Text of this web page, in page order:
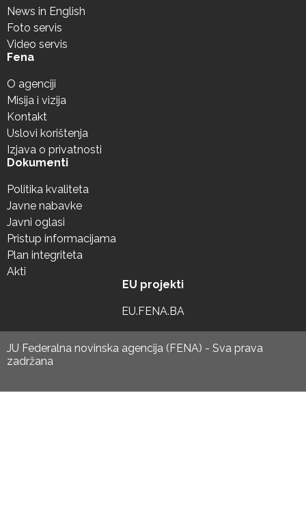
News in English
Foto servis
Video servis
Fena
O agenciji
Misija i vizija
Kontakt
Uslovi korištenja
Izjava o privatnosti
Dokumenti
Politika kvaliteta
Javne nabavke
Javni oglasi
Pristup informacijama
Plan integriteta
Akti
EU projekti
EU.FENA.BA
JU Federalna novinska agencija (FENA) - Sva prava
zadržana